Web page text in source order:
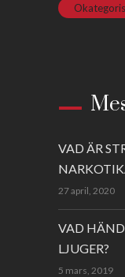
VAD ÄR
27 april, 2020
VAD
LJUGER?
5 mars, 2019